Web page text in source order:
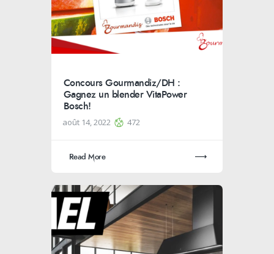
Concours Gourmandiz/DH :
Gagnez un blender VitaPower
Bosch!
août 14, 2022 472
Read More